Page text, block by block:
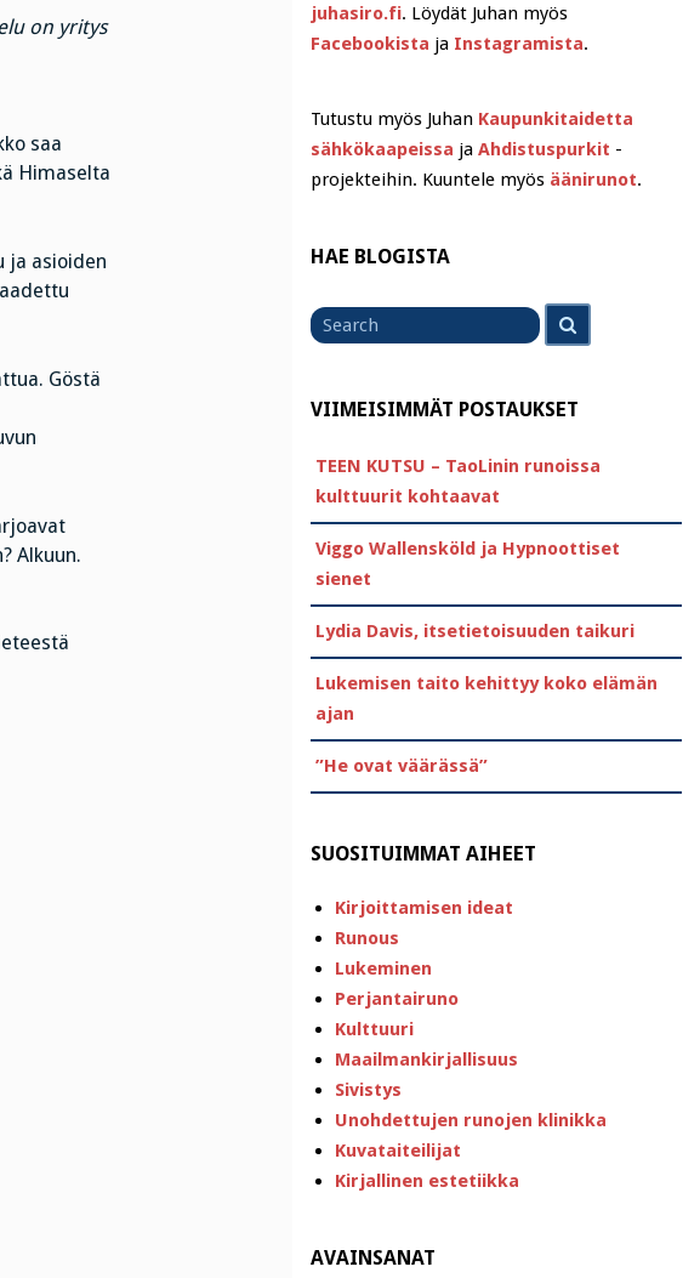
on yritys
saa
Himaselta
ja asioiden
Göstä
Alkuun.
juhasiro.fi. Löydät Juhan myös
Facebookista ja Instagramista.
Tutustu myös Juhan Kaupunkitaidetta
sähkökaapeissa ja Ahdistuspurkit -
projekteihin. Kuuntele myös äänirunot.
HAE BLOGISTA
for
VIIMEISIMMÄT POSTAUKSET
TEEN KUTSU – TaoLinin runoissa
kulttuurit kohtaavat
Viggo Wallensköld ja Hypnoottiset
sienet
Lydia Davis, itsetietoisuuden taikuri
Lukemisen taito kehittyy koko elämän
ajan
”He ovat väärässä”
SUOSITUIMMAT AIHEET
Kirjoittamisen ideat
Runous
Lukeminen
Perjantairuno
Kulttuuri
Maailmankirjallisuus
Sivistys
Unohdettujen runojen klinikka
Kuvataiteilijat
Kirjallinen estetiikka
AVAINSANAT